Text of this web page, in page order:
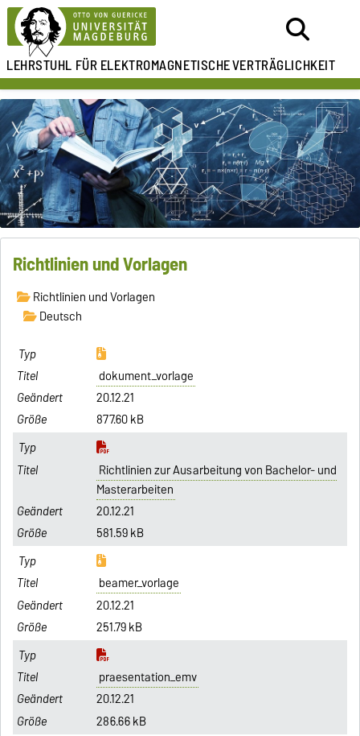
LEHRSTUHL FÜRELEKTROMAGNETISCHEVERTRÄGLICHKEIT
Richtlinien und Vorlagen
Richtlinien und Vorlagen
Deutsch
dokument_vorlage
20.12.21
877.60 kB
Richtlinien zur Ausarbeitung von Bachelor- und
Masterarbeiten
20.12.21
581.59 kB
beamer_vorlage
20.12.21
251.79 kB
praesentation_emv
20.12.21
286.66 kB